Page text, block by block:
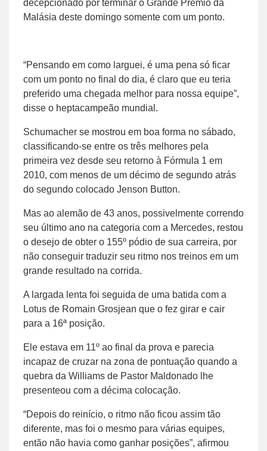
decepcionado por terminar o Grande Prêmio da
Malásia deste domingo somente com um ponto.
“Pensando em como larguei, é uma pena só ficar
com um ponto no final do dia, é claro que eu teria
preferido uma chegada melhor para nossa equipe”,
disse o heptacampeão mundial.
Schumacher se mostrou em boa forma no sábado,
classificando-se entre os três melhores pela
primeira vez desde seu retorno à Fórmula 1 em
2010, com menos de um décimo de segundo atrás
do segundo colocado Jenson Button.
Mas ao alemão de 43 anos, possivelmente correndo
seu último ano na categoria com a Mercedes, restou
o desejo de obter o 155º pódio de sua carreira, por
não conseguir traduzir seu ritmo nos treinos em um
grande resultado na corrida.
A largada lenta foi seguida de uma batida com a
Lotus de Romain Grosjean que o fez girar e cair
para a 16ª posição.
Ele estava em 11º ao final da prova e parecia
incapaz de cruzar na zona de pontuação quando a
quebra da Williams de Pastor Maldonado lhe
presenteou com a décima colocação.
“Depois do reinício, o ritmo não ficou assim tão
diferente, mas foi o mesmo para várias equipes,
então não havia como ganhar posições”, afirmou